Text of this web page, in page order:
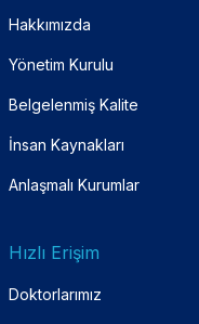
Hakkımızda
Yönetim Kurulu
Belgelenmiş Kalite
İnsan Kaynakları
Anlaşmalı Kurumlar
Hızlı Erişim
Doktorlarımız